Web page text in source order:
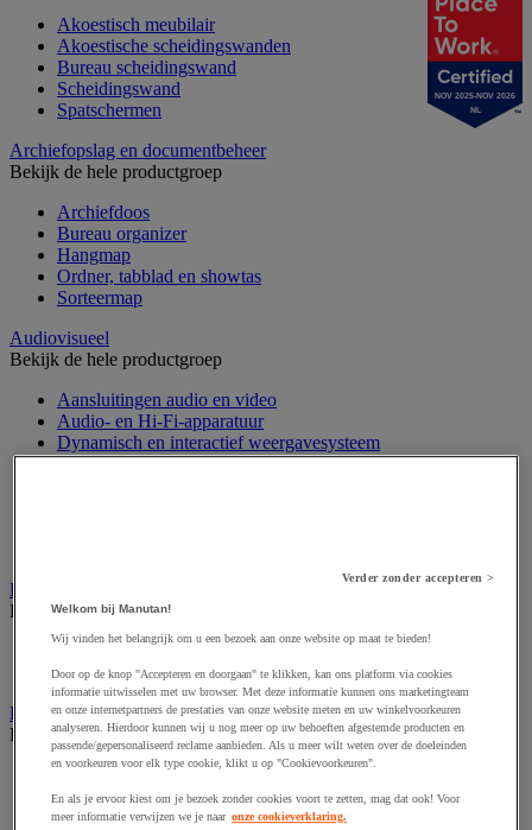
Akoestisch meubilair
Akoestische scheidingswanden
Bureau scheidingswand
Scheidingswand
Spatschermen
Archiefopslag en documentbeheer
Bekijk de hele productgroep
Archiefdoos
Bureau organizer
Hangmap
Ordner, tabblad en showtas
Sorteermap
Audiovisueel
Bekijk de hele productgroep
Aansluitingen audio en video
Audio- en Hi-Fi-apparatuur
Dynamisch en interactief weergavesysteem
Fotocamera, videocamera en verrekijker
Bewegwijzering en aanduidingsborden
Bekijk de hele productgroep
Deurnaambord
Pictogram
Folderrek en -houder
Bekijk de hele productgroep
Mobiel folderrek
Tafel folderstandaard
NOV 2025-NOV 2026
NL
Verder zonder accepteren >
Welkom bij Manutan!
Wij vinden het belangrijk om u een bezoek aan onze website op maat te bieden!
Door op de knop "Accepteren en doorgaan" te klikken, kan ons platform via cookies
informatie uitwisselen met uw browser. Met deze informatie kunnen ons marketingteam
en onze internetpartners de prestaties van onze website meten en uw winkelvoorkeuren
analyseren. Hierdoor kunnen wij u nog meer op uw behoeften afgestemde producten en
passende/gepersonaliseerd reclame aanbieden. Als u meer wilt weten over de doeleinden
en voorkeuren voor elk type cookie, klikt u op "Cookievoorkeuren".
En als je ervoor kiest om je bezoek zonder cookies voort te zetten, mag dat ook! Voor
meer informatie verwijzen we je naar onze cookieverklaring.